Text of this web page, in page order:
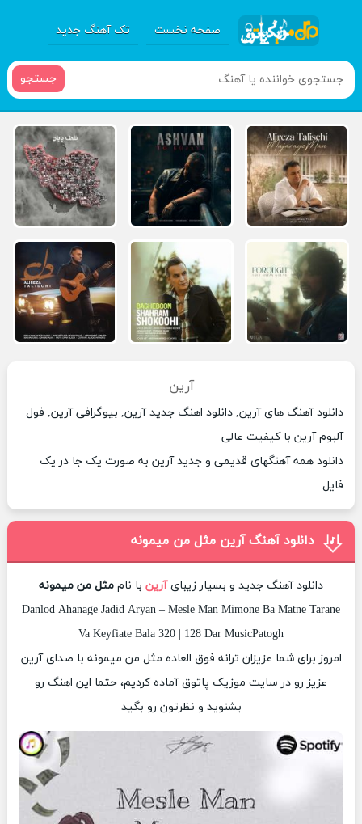
صفحه نخست تک آهنگ جدید
جستجو
آرین
دانلود آهنگ های آرین, دانلود اهنگ جدید آرین, بیوگرافی آرین, فول
آلبوم آرین با کیفیت عالی
دانلود همه آهنگهای قدیمی و جدید آرین به صورت یک جا در یک
فایل
دانلود آهنگ آرین مثل من میمونه
دانلود آهنگ جدید و بسیار زیبایآرین با نام مثل من میمونه
Danlod Ahanage Jadid Aryan – Mesle Man Mimone Ba Matne Tarane
Va Keyfiate Bala 320 | 128 Dar MusicPatogh
امروز برای شما عزیزان ترانه فوق العاده مثل من میمونه با صدای آرین
عزیز رو در سایت موزیک پاتوق آماده کردیم، حتما این اهنگ رو
بشنوید و نظرتون رو بگید